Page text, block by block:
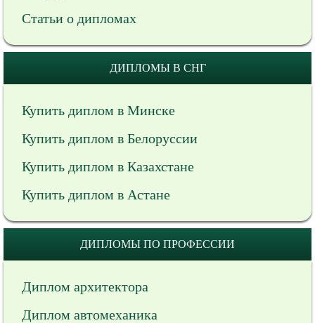
Статьи о дипломах
ДИПЛОМЫ В СНГ
Купить диплом в Минске
Купить диплом в Белоруссии
Купить диплом в Казахстане
Купить диплом в Астане
ДИПЛОМЫ ПО ПРОФЕССИИ
Диплом архитектора
Диплом автомеханика